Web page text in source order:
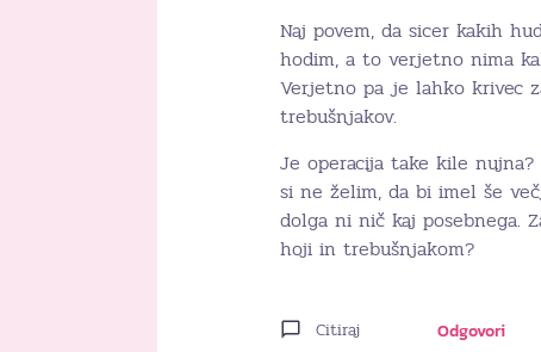
Naj povem, da sicer kakih
hodim, a to verjetno nima
Verjetno pa je lahko krivec
trebušnjakov.
Je operacija take kile
si ne želim, da bi imel še
dolga ni nič kaj posebnega.
hoji in trebušnjakom?
Citiraj Odgovori